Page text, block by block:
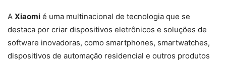
A Xiaomi é uma multinacional de tecnologia que se
destaca por criar dispositivos eletrônicos e soluções de
software inovadoras, como smartphones, smartwatches,
dispositivos de automação residencial e outros produtos